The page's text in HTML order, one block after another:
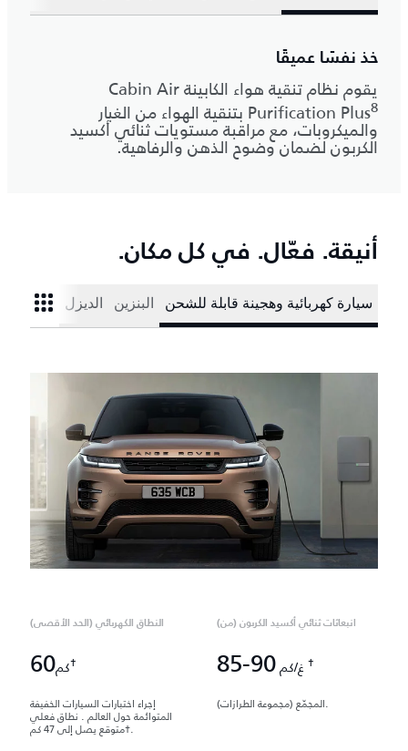
خذ نفسًا عميقًا
يقوم نظام تنقية هواء الكابينة Cabin Air
Purification Plus8 بتنقية الهواء من الغبار
والميكروبات، مع مراقبة مستويات ثنائي أكسيد
الكربون لضمان وضوح الذهن والرفاهية.
أنيقة. فعّال. في كل مكان.
سيارة كهربائية وهجينة قابلة للشحن البنزين الديزل
النطاق الكهربائي (الحد الأقصى)
60كم†
إجراء اختبارات السيارات الخفيفة
المتوائمة حول العالم . نطاق فعلي
متوقع يصل إلى 47 كم†.
انبعاثات ثنائي أكسيد الكربون (من)
85-90 †
المجمّع (مجموعة الطرازات).